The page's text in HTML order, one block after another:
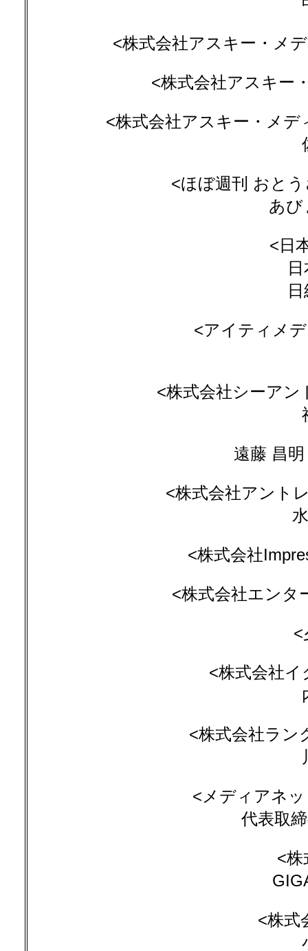
<株式会社アスキー・メ
<株式会社アスキー
<株式会社アスキー・メ
<ほぼ週刊 おと
あび
<日
<アイティメ
<株式会社シーアン
遠藤 昌
<株式会社アント
<株式会社
<株式会社エンタ
<
<株式会社イ
<株式会社ラン
<メディアネ
代表取
<株
<株式